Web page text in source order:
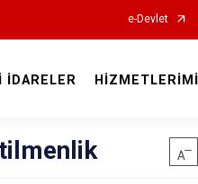
e-Devlet
İDARELER